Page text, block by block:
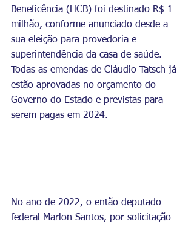
Beneficência (HCB) foi destinado R$ 1
milhão, conforme anunciado desde a
sua eleição para provedoria e
superintendência da casa de saúde.
Todas as emendas de Cláudio Tatsch já
estão aprovadas no orçamento do
Governo do Estado e previstas para
serem pagas em 2024.
No ano de 2022, o então deputado
federal Marlon Santos, por solicitação